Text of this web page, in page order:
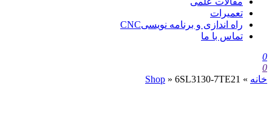
تعمیرات
راه اندازی و برنامه نویسیCNC
تماس با ما
0
0
خانه »
Shop » 6SL3130-7TE21